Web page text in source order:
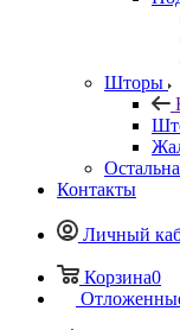
Шторы
Контакты
Личный
Корзина0